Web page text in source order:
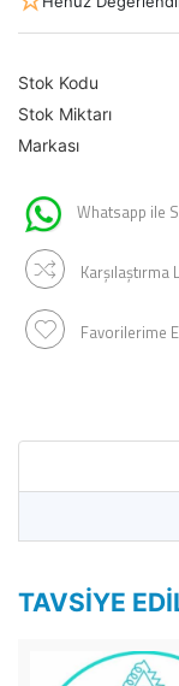
Stok Kodu
Stok Miktarı
Markası
Whatsapp ile
Karşılaştırma
Favorilerime
TAVSIYE